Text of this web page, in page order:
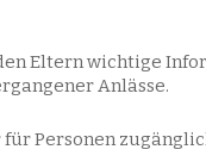
Eltern wichtige
Anlässe.
Personen